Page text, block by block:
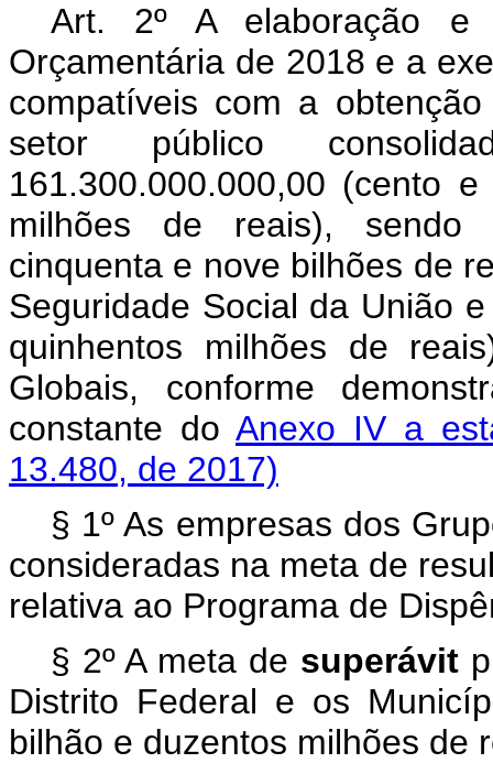
Art. 2º A elaboração
Orçamentária de 2018 e a
compatíveis com a
setor público
161.300.000.000,00 (cento
milhões de reais), sendo
cinquenta e nove bilhões de
Seguridade Social da União
quinhentos milhões de
Globais, conforme
constante do Anexo IV a
13.480, de 2017)
§ 1º As empresas dos
consideradas na meta de
relativa ao Programa de
§ 2º A meta de superávit
Distrito Federal e os
bilhão e duzentos milhões de